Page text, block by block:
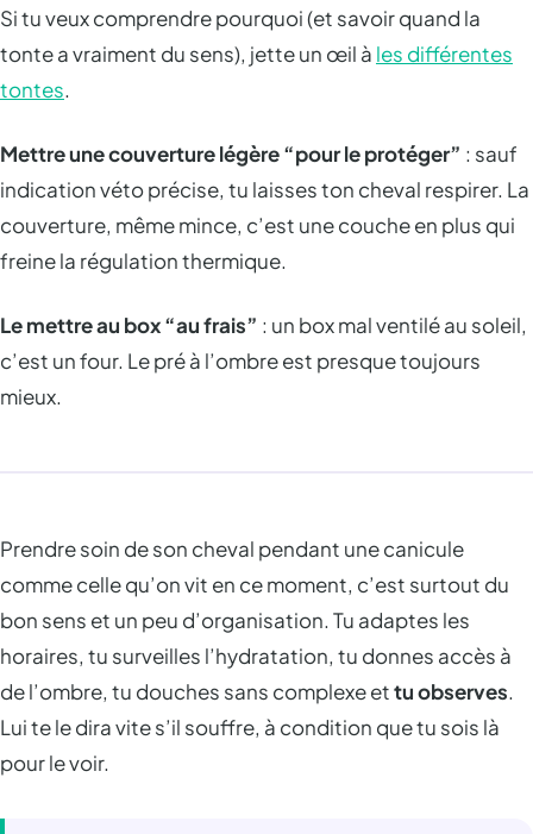
Si tu veux comprendre pourquoi (et savoir quand la
tonte a vraiment du sens), jette un œil à les différentes
tontes.
Mettre une couverture légère “pour le protéger” : sauf
indication véto précise, tu laisses ton cheval respirer. La
couverture, même mince, c’est une couche en plus qui
freine la régulation thermique.
Le mettre au box “au frais” : un box mal ventilé au soleil,
c’est un four. Le pré à l’ombre est presque toujours
mieux.
Prendre soin de son cheval pendant une canicule
comme celle qu’on vit en ce moment, c’est surtout du
bon sens et un peu d’organisation. Tu adaptes les
horaires, tu surveilles l’hydratation, tu donnes accès à
de l’ombre, tu douches sans complexe ettu observes.
Lui te le dira vite s’il souffre, à condition que tu sois là
pour le voir.